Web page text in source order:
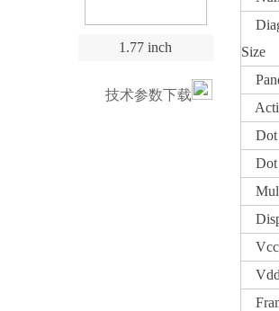
1.77 inch
技术参数下载
Size
Dot
Dot